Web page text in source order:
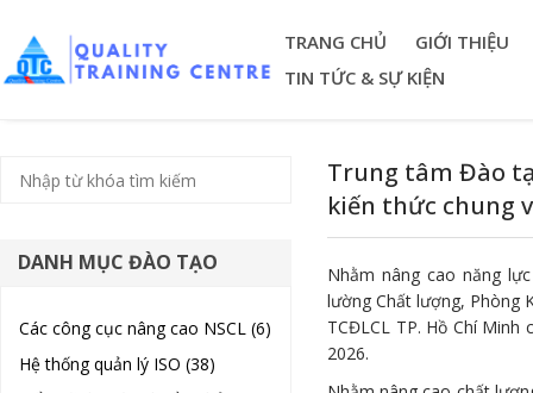
TRANG CHỦ
GIỚI THIỆU
TIN TỨC & SỰ KIỆN
DANH MỤC ĐÀO TẠO
Các công cục nâng cao NSCL (6)
Hệ thống quản lý ISO (38)
Trung tâm Đào
kiến thức chung
Nhằm nâng cao năng
lường Chất lượng, Phòng
TCĐLCL TP. Hồ Chí
2026.